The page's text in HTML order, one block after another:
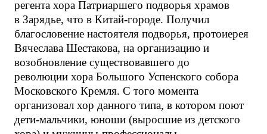
регента хора Патриаршего подворья храмов
в Зарядье, что в Китай-городе. Получил
благословение настоятеля подворья, протоиерея
Вячеслава Шестакова, на организацию и
возобновление существовавшего до
революции хора Большого Успенского собора
Московского Кремля. С того момента
организовал хор данного типа, в котором поют
дети-мальчики, юноши (выросшие из детского